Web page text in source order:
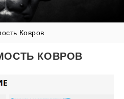
Ковров
КОВРОВ